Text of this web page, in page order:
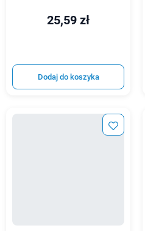
25,59 zł
Dodaj do koszyka